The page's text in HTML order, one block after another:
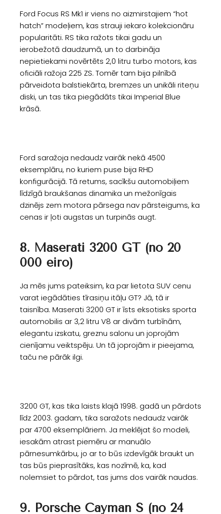
Ford Focus RS Mk1 ir viens no aizmirstajiem “hot
hatch” modeļiem, kas strauji iekaro kolekcionāru
popularitāti. RS tika ražots tikai gadu un
ierobežotā daudzumā, un to darbināja
nepietiekami novērtēts 2,0 litru turbo motors, kas
oficiāli ražoja 225 ZS. Tomēr tam bija pilnībā
pārveidota balstiekārta, bremzes un unikāli riteņu
diski, un tas tika piegādāts tikai Imperial Blue
krāsā.
Ford saražoja nedaudz vairāk nekā 4500
eksemplāru, no kuriem puse bija RHD
konfigurācijā. Tā retums, sacīkšu automobiļiem
līdzīgā braukšanas dinamika un mežonīgais
dzinējs zem motora pārsega nav pārsteigums, ka
cenas ir ļoti augstas un turpinās augt.
8. Maserati 3200 GT (no 20
000 eiro)
Ja mēs jums pateiksim, ka par lietota SUV cenu
varat iegādāties tīrasiņu itāļu GT? Jā, tā ir
taisnība. Maserati 3200 GT ir īsts eksotisks sporta
automobilis ar 3,2 litru V8 ar divām turbīnām,
elegantu izskatu, greznu salonu un joprojām
cienījamu veiktspēju. Un tā joprojām ir pieejama,
taču ne pārāk ilgi.
3200 GT, kas tika laists klajā 1998. gadā un pārdots
līdz 2003. gadam, tika saražots nedaudz vairāk
par 4700 eksemplāriem. Ja meklējat šo modeli,
iesakām atrast piemēru ar manuālo
pārnesumkārbu, jo ar to būs izdevīgāk braukt un
tas būs pieprasītāks, kas nozīmē, ka, kad
nolemsiet to pārdot, tas jums dos vairāk naudas.
9. Porsche Cayman S (no 24